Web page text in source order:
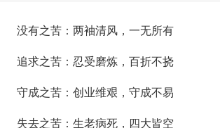
没有之苦：两袖清风，一无所有
追求之苦：忍受磨炼，百折不挠
守成之苦：创业维艰，守成不易
失去之苦：生老病死，四大皆空